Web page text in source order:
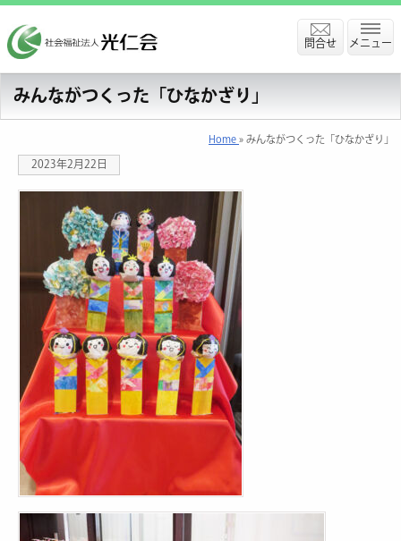
メニュー
問合せ
みんながつくった「ひなかざり」
Home» みんながつくった「ひなかざり」
2023年2月22日